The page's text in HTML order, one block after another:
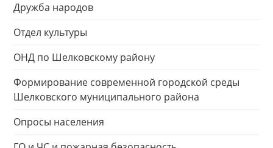
Дружба народов
Отдел культуры
ОНД по Шелковскому району
Формирование современной городской среды
Шелковского муниципального района
Опросы населения